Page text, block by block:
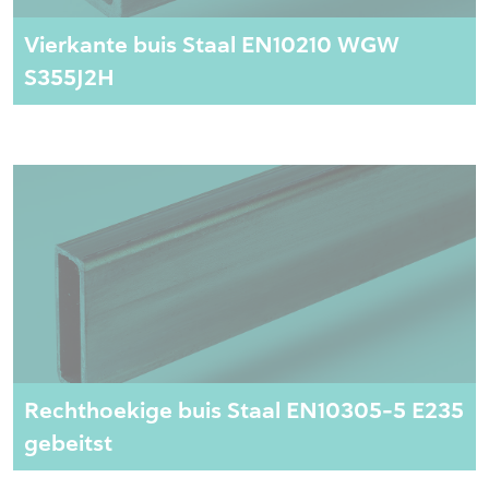
Vierkante buis Staal EN10210 WGW
S355J2H
Rechthoekige buis Staal EN10305-5 E235
gebeitst